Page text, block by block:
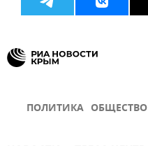
ПОЛИТИКА ОБЩЕСТВО